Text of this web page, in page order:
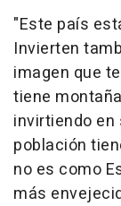
"Este país
Invierten
imagen que
tiene
invirtiendo en
población
no es como
más